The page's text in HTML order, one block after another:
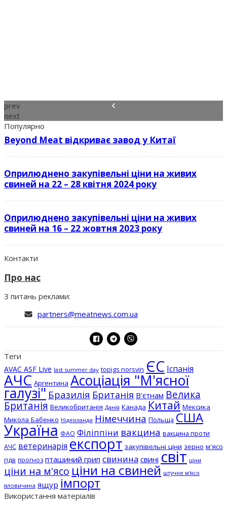
prev
next
Популярно
Beyond Meat відкриває завод у Китаї
Оприлюднено закупівельні ціни на живих
свиней на 22 – 28 квітня 2024 року
Оприлюднено закупівельні ціни на живих
свиней на 16 – 22 жовтня 2023 року
Контакти
Про нас
З питань реклами:
partners@meatnews.com.ua
Теги
AVAC ASF Live last summer day topigs norsvin ЄС Іспанія
АЧС Аргентина Асоціація "М'ясної
галузі" Бразилія Британія В'єтнам Велика
Британія Великобританія Данія Канада Китай Мексика
Микола Бабенко Нідерланди Німеччина Польща США
Україна ФАО Філіппіни вакцина вакцина проти
АЧС ветеринарія експорт закупівельні ціни зерно м'ясо
пдв прогноз пташиний грип свинина свині світ ціни
ціни на м'ясо ціни на свиней штучне м'ясо
яловичина ящур імпорт
Використання матеріалів